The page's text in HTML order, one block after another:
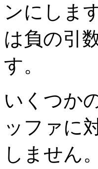
ンにしま
は負の引
す。
いくつか
ッファに
しません